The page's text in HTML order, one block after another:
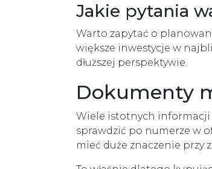
Jakie pytania
Warto zapytać o
większe inwestycje w
dłuższej perspektywie.
Dokumenty
Wiele istotnych informacji
sprawdzić po numerze w
mieć duże znaczenie przy